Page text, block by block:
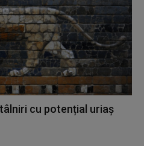
cu potențial uriaș